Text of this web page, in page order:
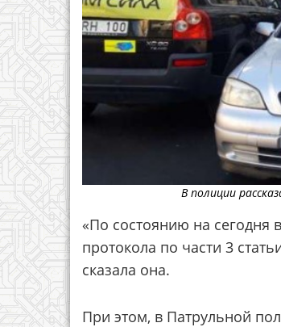
В полиции
«По состоянию на сегодня
протокола по части 3
сказала она.
При этом, в Патрульной